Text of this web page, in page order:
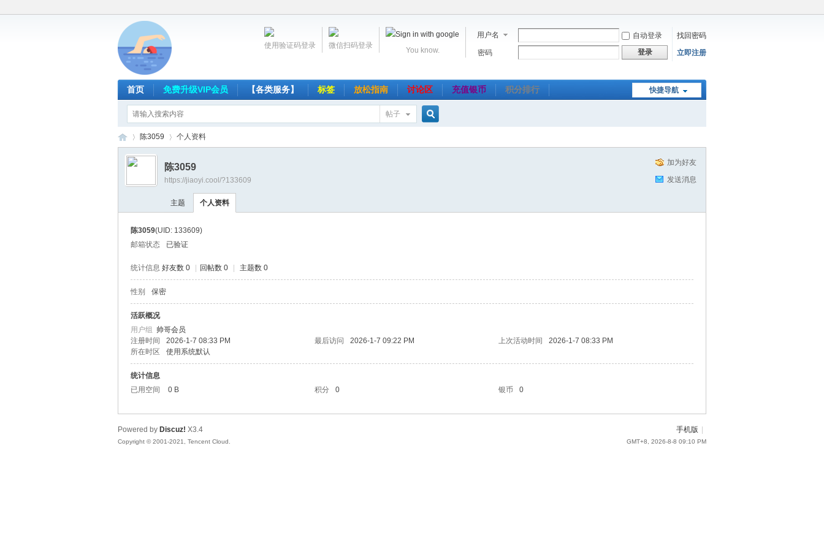
用户名 自动登录
找回密码
密码
登录 立即注册
You know.
微信扫码登录
使用验证码登录
快捷导航
首页 免费升级VIP会员 【各类服务】 标签 放松指南 讨论区 充值银币 积分排行
帖子
网
›
陈3059 个人资料
加为好友
发送消息
陈3059
https://jiaoyi.cool/?133609
主题 个人资料
陈3059(UID: 133609)
邮箱状态
已验证
统计信息 好友数 0 回帖数 0 主题数 0
性别 保密
活跃概况
用户组 帅哥会员
注册时间
2026-1-7 08:33 PM 最后访问 2026-1-7 09:22 PM 上次活动时间
2026-1-7 08:33 PM
所在时区
使用系统默认
统计信息
已用空间
0 B 积分 0 银币 0
手机版
GMT+8, 2026-8-8 09:10 PM
Powered by Discuz! X3.4
Copyright © 2001-2021, Tencent Cloud.